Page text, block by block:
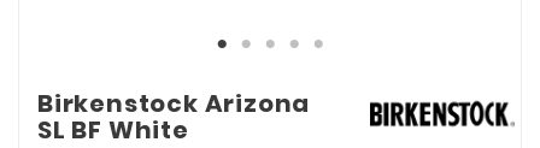
Birkenstock Arizona
SL BF White